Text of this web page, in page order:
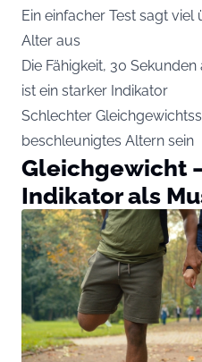
Ein einfacher Test sagt
Alter aus
Die Fähigkeit, 30
ist ein starker Indikator
Schlechter
beschleunigtes Altern sein
Gleichgewicht
Indikator als